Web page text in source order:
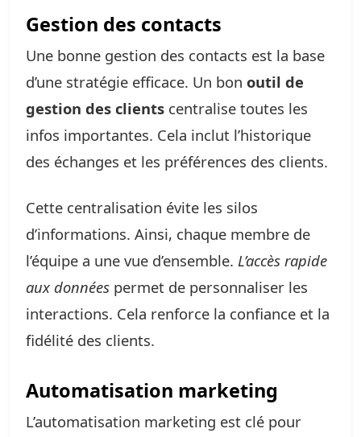
Gestion des contacts
Une bonne gestion des contacts est la base
d’une stratégie efficace. Un bon outil de
gestion des clients centralise toutes les
infos importantes. Cela inclut l’historique
des échanges et les préférences des clients.
Cette centralisation évite les silos
d’informations. Ainsi, chaque membre de
l’équipe a une vue d’ensemble. L’accès rapide
aux données permet de personnaliser les
interactions. Cela renforce la confiance et la
fidélité des clients.
Automatisation marketing
L’automatisation marketing est clé pour